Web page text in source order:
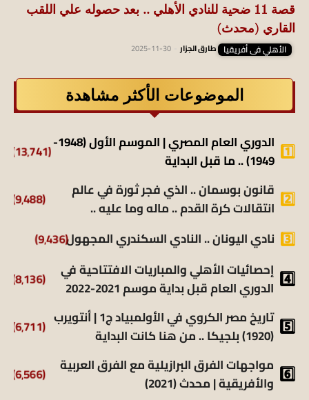
قصة 11 ضحية للنادي الأهلي .. بعد حصوله علي اللقب
القاري (محدث)
الأهلي فى أفريقيا طارق الجزار 2025-11-30
الموضوعات الأكثر مشاهدة
الدوري العام المصري | الموسم الأول (1948-
1949) .. ما قبل البداية
(13٬741)
قانون بوسمان .. الذي فجر ثورة في عالم
انتقالات كرة القدم .. ماله وما عليه ..
(9٬488)
نادي اليونان .. النادي السكندري المجهول(9٬436)
إحصائيات الأهلي والمباريات الافتتاحية في
الدوري العام قبل بداية موسم 2021-2022
(8٬136)
تاريخ مصر الكروي في الأولمبياد ج1 | أنتويرب
(1920) بلجيكا .. من هنا كانت البداية
(6٬711)
مواجهات الفرق البرازيلية مع الفرق العربية
والأفريقية | محدث (2021)
(6٬566)